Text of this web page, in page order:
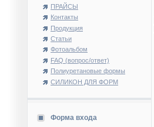
ПРАЙСЫ
Контакты
Продукция
Статьи
Фотоальбом
FAQ (вопрос/ответ)
Полиуретановые формы
СИЛИКОН ДЛЯ ФОРМ
Форма входа